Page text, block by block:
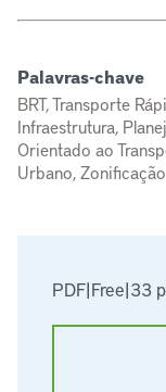
PDF|Free|33
Palavras-chave
BRT, Transporte
Infraestrutura,
Orientado ao
Urbano, Zonificação